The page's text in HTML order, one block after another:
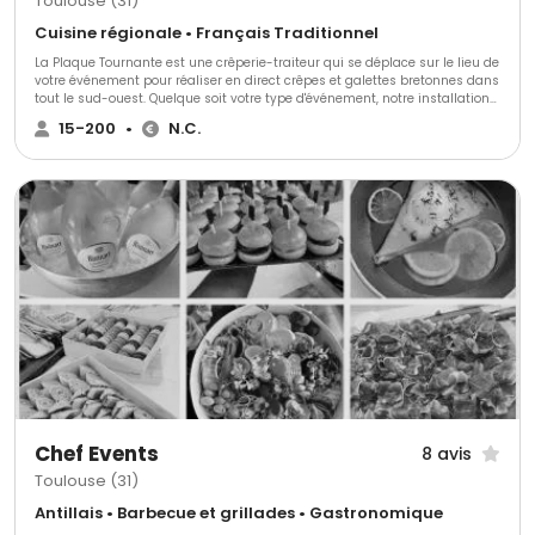
Cuisine régionale • Français Traditionnel
La Plaque Tournante est une crêperie-traiteur qui se déplace sur le lieu de
votre événement pour réaliser en direct crêpes et galettes bretonnes dans
tout le sud-ouest. Quelque soit votre type d'événement, notre installation
rapide et légère s'adaptera à votre événement. La confection en direct
devant vos convives suscitera convivialité et curiosité autour de notre
utilisant des produits du terroir et principalement bio. Meilleur marché
que la plupart des traiteurs, la Plaque Tournante s'adapte à votre
événement et vos envies pour vous proposer une offre adaptée. N'hésitez
pas à nous contacter!
15-200 • N.C.
Chef Events 8 avis
Toulouse (31)
Antillais • Barbecue et grillades • Gastronomique